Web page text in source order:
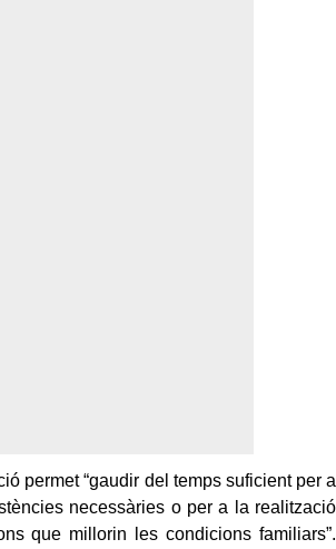
permet “gaudir del temps suficient per a
necessàries o per a la realització
que millorin les condicions familiars”.